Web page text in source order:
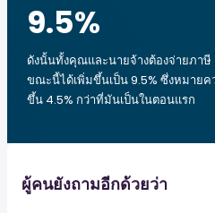
9.5%
ดังนั้นทั้งคุณและนายจ้างต้องจ่ายภาษี
ขณะนี้ได้เพิ่มขึ้นเป็น 9.5% ซึ่งหมาย
ขึ้น 4.5% กว่าที่มันเป็นในตอนแรก
ผู้คนยังถามอีกด้วยว่า